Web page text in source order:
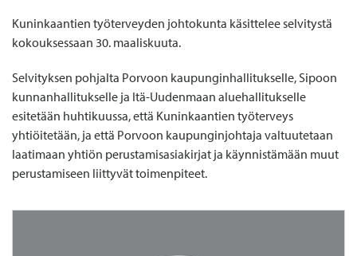
Kuninkaantien työterveyden johtokunta käsittelee selvitystä
kokouksessaan 30. maaliskuuta.
Selvityksen pohjalta Porvoon kaupunginhallitukselle, Sipoon
kunnanhallitukselle ja Itä-Uudenmaan aluehallitukselle
esitetään huhtikuussa, että Kuninkaantien työterveys
yhtiöitetään, ja että Porvoon kaupunginjohtaja valtuutetaan
laatimaan yhtiön perustamisasiakirjat ja käynnistämään muut
perustamiseen liittyvät toimenpiteet.